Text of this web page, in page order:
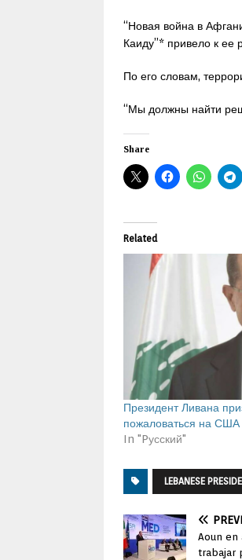
“Новая война в
Каиду”* привело к ее
По его словам,
“Мы должны найти
Share
Related
Президент Ливана
пожаловаться на
In "Pусский"
LEBANESE
Aoun en
trabajar